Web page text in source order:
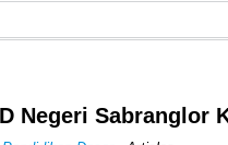
Negeri Sabranglor